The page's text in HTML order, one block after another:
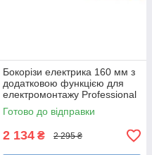
Бокорізи електрика 160 мм з
додатковою функцією для
електромонтажу Professional
electric Wiha 26745
Готово до відправки
2 134 ₴ 2 295 ₴